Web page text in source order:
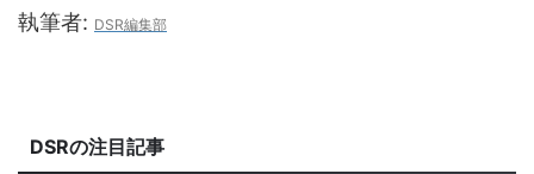
執筆者: DSR編集部
DSRの注目記事